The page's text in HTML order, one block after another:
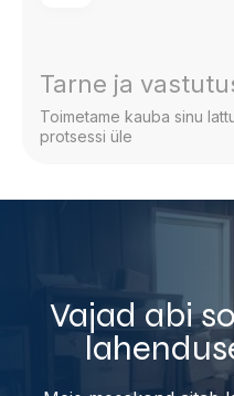
Tarne ja
Toimetame kauba sinu
protsessi üle
Vajad abi